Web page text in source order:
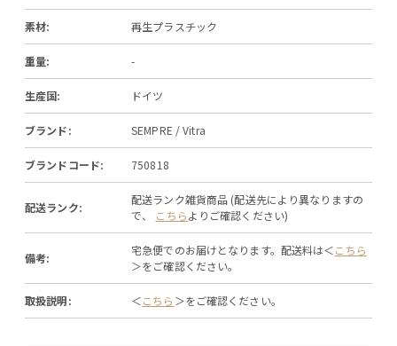
素材: 再生プラスチック
重量: -
生産国: ドイツ
ブランド: SEMPRE / Vitra
ブランドコード: 750818
配送ランク:
配送ランク雑貨商品 (配送先により異なりますの
で、 こちらよりご確認ください)
備考:
宅急便でのお届けとなります。配送料は＜こちら
＞をご確認ください。
取扱説明: ＜こちら ＞をご確認ください。